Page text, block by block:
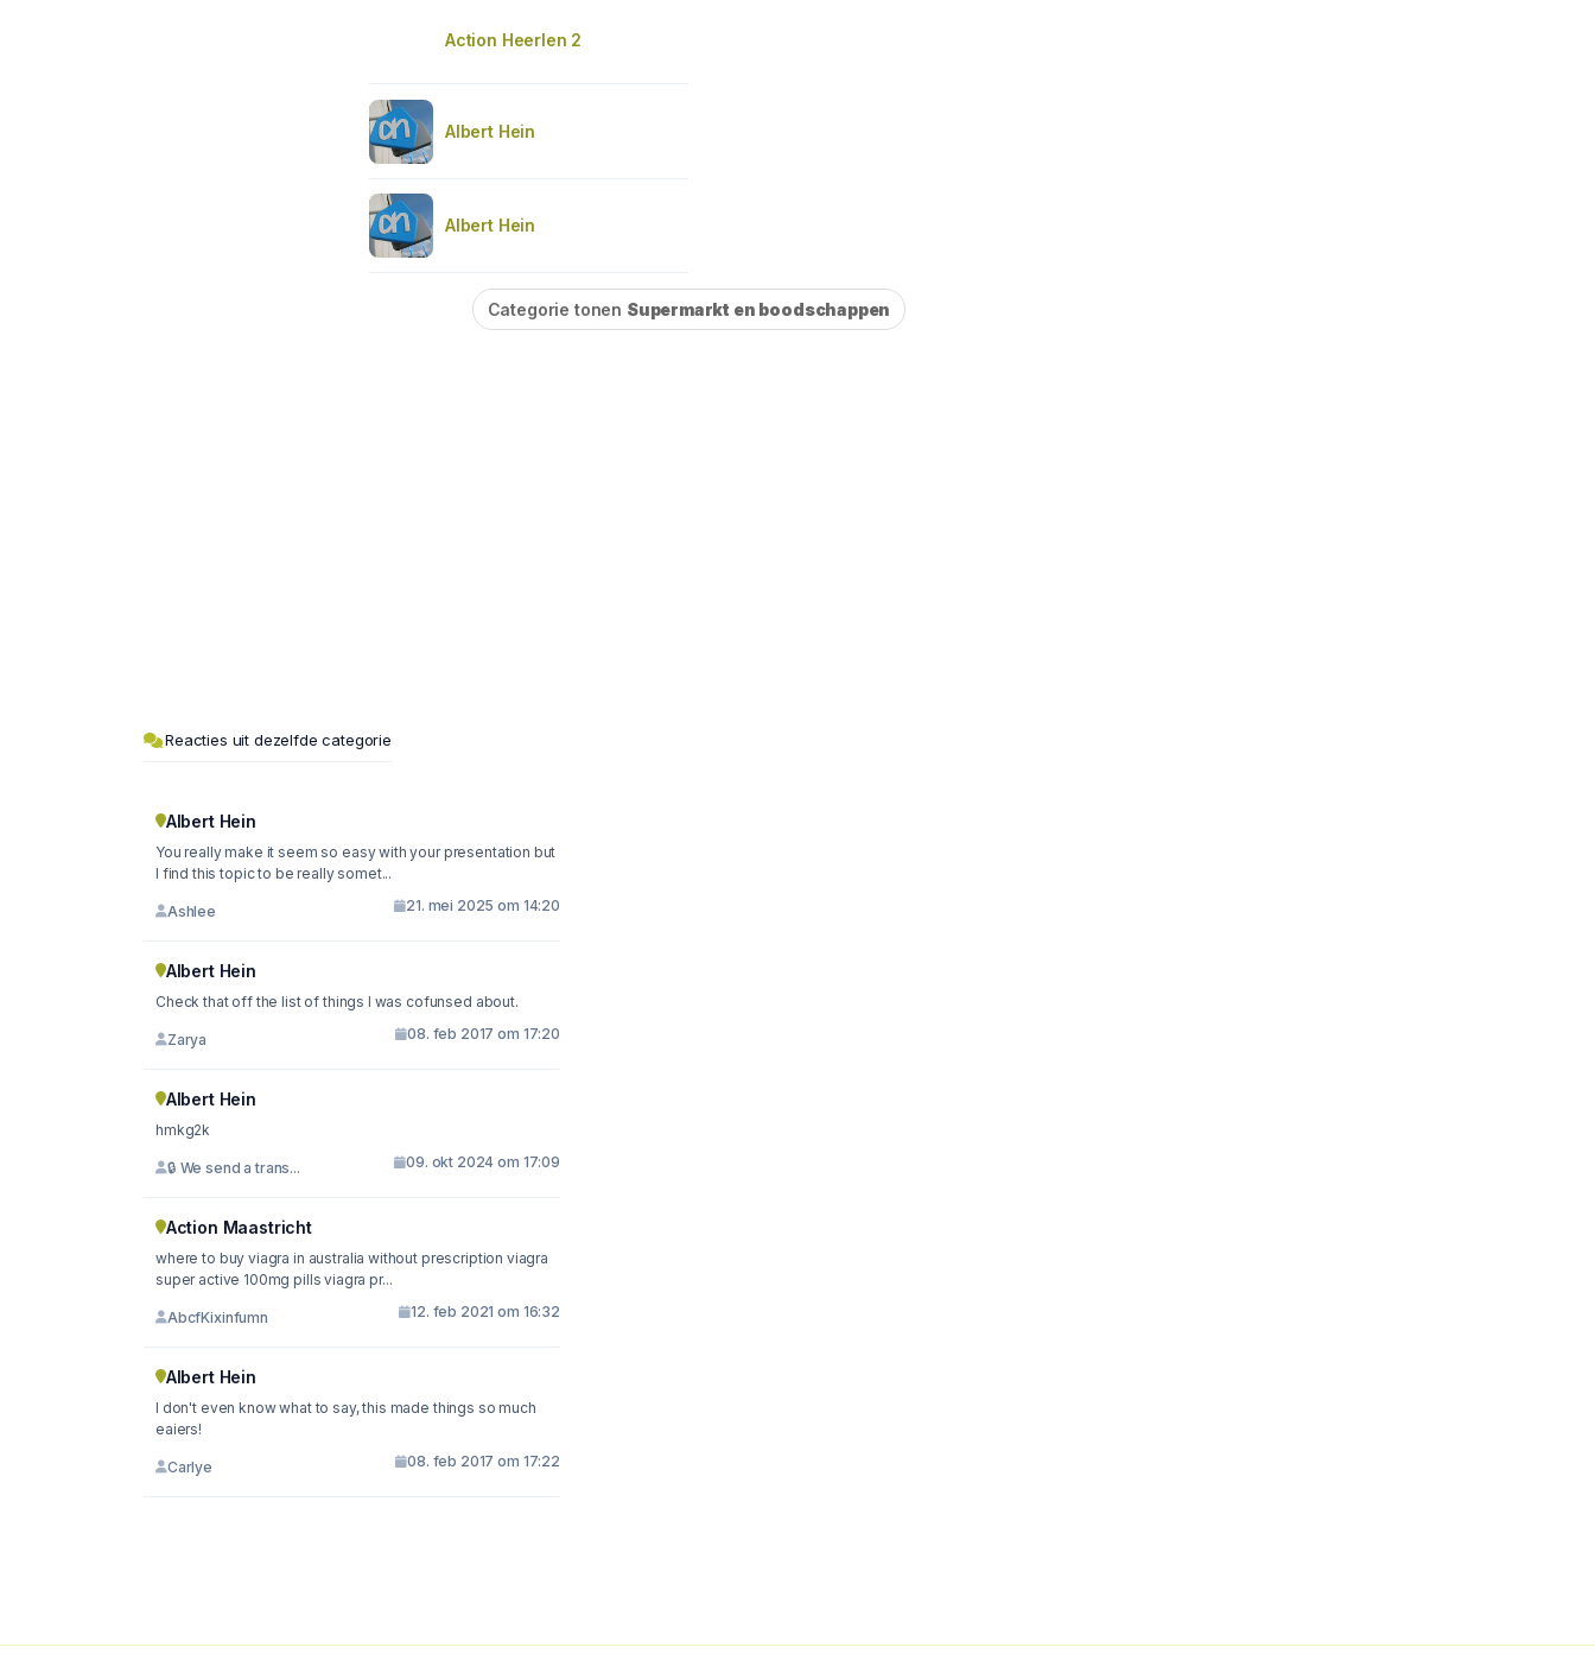
Action Heerlen 2
Albert Hein
Albert Hein
Categorie tonen Supermarkt en boodschappen
Reacties uit dezelfde categorie
Albert Hein
You really make it seem so easy with your presentation but
I find this topic to be really somet...
Ashlee 21. mei 2025 om 14:20
Albert Hein
Check that off the list of things I was cofunsed about.
Zarya 08. feb 2017 om 17:20
Albert Hein
hmkg2k
🔒 We send a trans... 09. okt 2024 om 17:09
Action Maastricht
where to buy viagra in australia without prescription viagra
super active 100mg pills viagra pr...
AbcfKixinfumn 12. feb 2021 om 16:32
Albert Hein
I don't even know what to say, this made things so much
eaiers!
Carlye 08. feb 2017 om 17:22